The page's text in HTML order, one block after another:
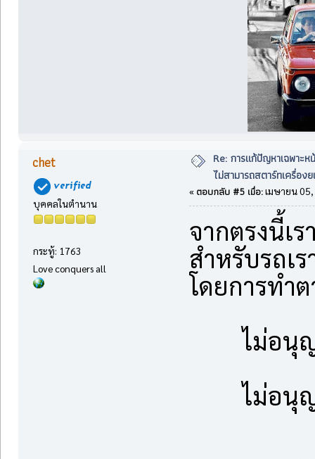
chet
บุคคลในตำนาน
กระทู้: 1763
Love conquers all
Re: การแก้ปัญหาเฉพาะ
ไม่สามารถสตาร์ทเครื่อง
« ตอบกลับ #5 เมื่อ:เมษายน
จากตรงนี้เ
สำหรับรถเร
โดยการทำ
ไม่อนุ
ไม่อนุ